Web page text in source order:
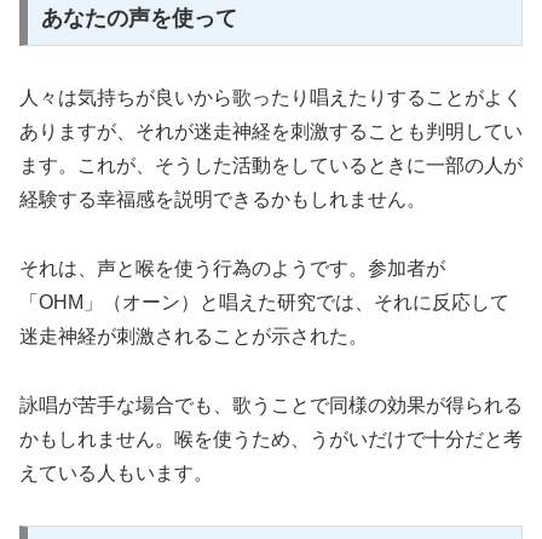
あなたの声を使って
人々は気持ちが良いから歌ったり唱えたりすることがよく
ありますが、それが迷走神経を刺激することも判明してい
ます。これが、そうした活動をしているときに一部の人が
経験する幸福感を説明できるかもしれません。
それは、声と喉を使う行為のようです。参加者が
「OHM」（オーン）と唱えた研究では、それに反応して
迷走神経が刺激されることが示された。
詠唱が苦手な場合でも、歌うことで同様の効果が得られる
かもしれません。喉を使うため、うがいだけで十分だと考
えている人もいます。